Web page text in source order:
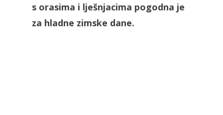
s orasima i lješnjacima pogodna je
za hladne zimske dane.